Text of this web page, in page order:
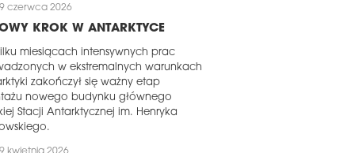
czerwca 2026
KROK W ANTARKTYCE
miesiącach intensywnych prac
w ekstremalnych warunkach
zakończył się ważny etap
nowego budynku głównego
Stacji Antarktycznej im. Henryka